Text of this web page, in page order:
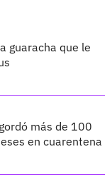
guaracha que le
más de 100
en cuarentena